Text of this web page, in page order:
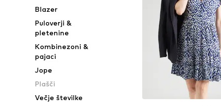
Blazer
Puloverji &
pletenine
Kombinezoni &
pajaci
Jope
Plašči
Večje številke